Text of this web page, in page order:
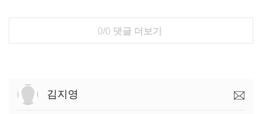
0/0 댓글 더보기
김지영